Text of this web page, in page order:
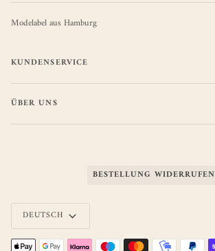
Modelabel aus Hamburg
KUNDENSERVICE
ÜBER UNS
BESTELLUNG WIDERRUFEN
Sprache
DEUTSCH